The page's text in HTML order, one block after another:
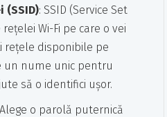
(SSID): SSID (Service Set
Wi-Fi pe care o vei
rețele disponibile pe
un nume unic pentru
să o identifici ușor.
o parolă puternică